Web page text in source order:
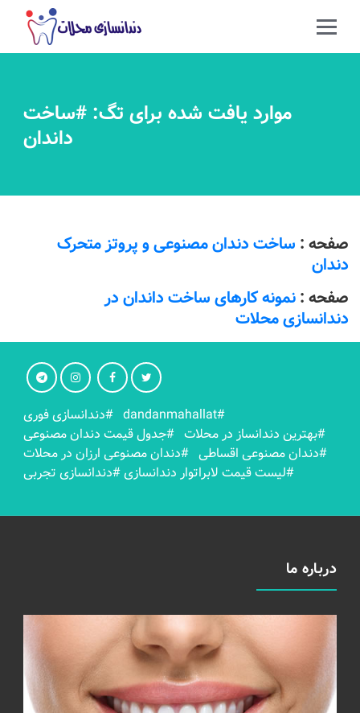
موارد یافت شده برای تگ: #ساخت
داندان
صفحه : ساخت دندان مصنوعی و پروتز متحرک
دندان
صفحه :نمونه کارهای ساخت داندان در
دندانسازی محلات
#dandanmahallat
#دندانسازی فوری
#بهترين دندانساز در محلات #جدول قیمت دندان مصنوعی
#دندان مصنوعی اقساطی #دندان مصنوعی ارزان در محلات
#لیست قیمت لابراتوار دندانسازی#دندانسازی تجربی
درباره ما